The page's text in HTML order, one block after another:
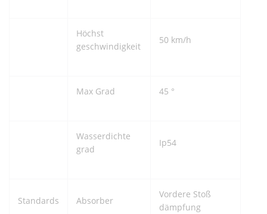
Höchst
geschwindigkeit
50 km/h
Max Grad 45 °
Wasserdichte
grad
Ip54
Standards Absorber
Vordere Stoß
dämpfung